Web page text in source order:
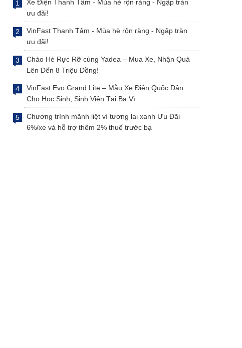
Xe Điện Thanh Tâm - Mùa hè rộn ràng - Ngập tràn
ưu đãi!
VinFast Thanh Tâm - Mùa hè rộn ràng - Ngập tràn
ưu đãi!
Chào Hè Rực Rỡ cùng Yadea – Mua Xe, Nhận Quà
Lên Đến 8 Triệu Đồng!
VinFast Evo Grand Lite – Mẫu Xe Điện Quốc Dân
Cho Học Sinh, Sinh Viên Tại Ba Vì
Chương trình mãnh liệt vì tương lai xanh Ưu Đãi
6%/xe và hỗ trợ thêm 2% thuế trước bạ